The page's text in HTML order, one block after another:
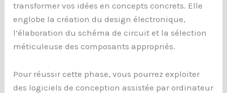
transformer vos idées en concepts concrets. Elle
englobe la création du design électronique,
l’élaboration du schéma de circuit et la sélection
méticuleuse des composants appropriés.
Pour réussir cette phase, vous pourrez exploiter
des logiciels de conception assistée par ordinateur